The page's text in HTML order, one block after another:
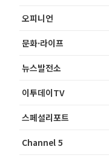
오피니언
문화·라이프
뉴스발전소
이투데이TV
스페셜리포트
Channel 5